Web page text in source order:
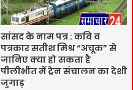
सांसद के नाम पत्र : कवि व
पत्रकार सतीश मिश्र “अचूक” से
जानिए क्या हो सकता है
पीलीभीत में ट्रेन संचालन का देशी
जुगाड़